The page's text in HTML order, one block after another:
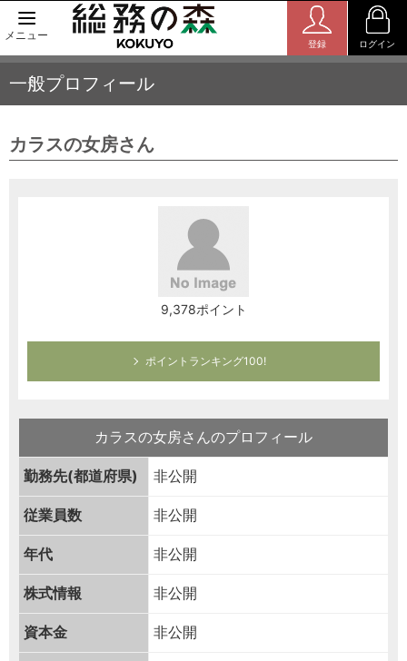
メニュー
登録 ログイン
一般プロフィール
カラスの女房さん
9,378ポイント
ポイントランキング100!
カラスの女房さんのプロフィール
勤務先(都道府県) 非公開
従業員数 非公開
年代 非公開
株式情報 非公開
資本金 非公開